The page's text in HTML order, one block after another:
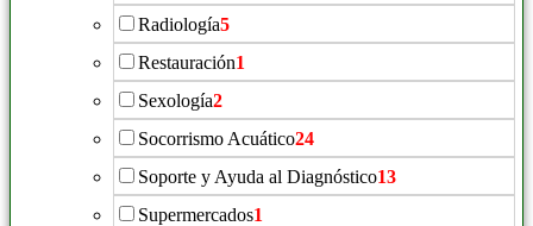
Radiología5
Restauración1
Sexología2
Socorrismo Acuático24
Soporte y Ayuda al Diagnóstico13
Supermercados1